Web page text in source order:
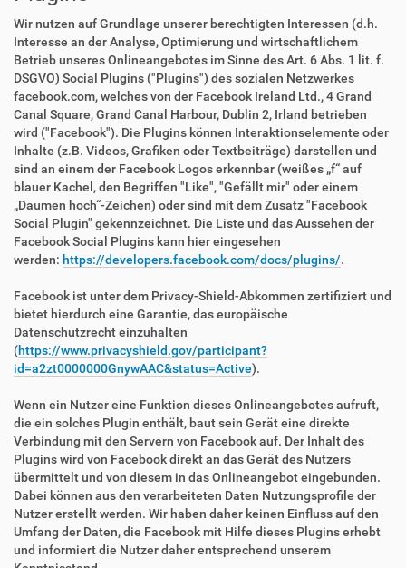
Wir nutzen auf Grundlage unserer berechtigten Interessen (d.h.
Interesse an der Analyse, Optimierung und wirtschaftlichem
Betrieb unseres Onlineangebotes im Sinne des Art. 6 Abs. 1 lit. f.
DSGVO) Social Plugins ("Plugins") des sozialen Netzwerkes
facebook.com, welches von der Facebook Ireland Ltd., 4 Grand
Canal Square, Grand Canal Harbour, Dublin 2, Irland betrieben
wird ("Facebook"). Die Plugins können Interaktionselemente oder
Inhalte (z.B. Videos, Grafiken oder Textbeiträge) darstellen und
sind an einem der Facebook Logos erkennbar (weißes „f“ auf
blauer Kachel, den Begriffen "Like", "Gefällt mir" oder einem
„Daumen hoch“-Zeichen) oder sind mit dem Zusatz "Facebook
Social Plugin" gekennzeichnet. Die Liste und das Aussehen der
Facebook Social Plugins kann hier eingesehen
werden: https://developers.facebook.com/docs/plugins/.
Facebook ist unter dem Privacy-Shield-Abkommen zertifiziert und
bietet hierdurch eine Garantie, das europäische
Datenschutzrecht einzuhalten
(https://www.privacyshield.gov/participant?
id=a2zt0000000GnywAAC&status=Active).
Wenn ein Nutzer eine Funktion dieses Onlineangebotes aufruft,
die ein solches Plugin enthält, baut sein Gerät eine direkte
Verbindung mit den Servern von Facebook auf. Der Inhalt des
Plugins wird von Facebook direkt an das Gerät des Nutzers
übermittelt und von diesem in das Onlineangebot eingebunden.
Dabei können aus den verarbeiteten Daten Nutzungsprofile der
Nutzer erstellt werden. Wir haben daher keinen Einfluss auf den
Umfang der Daten, die Facebook mit Hilfe dieses Plugins erhebt
und informiert die Nutzer daher entsprechend unserem